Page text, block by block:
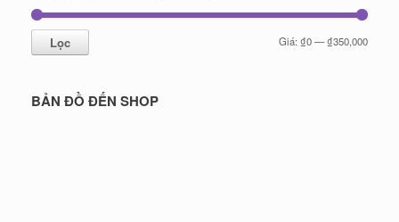
Giá
Giá
Lọc Giá:₫0—₫350,000
BẢN ĐỒ ĐẾN SHOP